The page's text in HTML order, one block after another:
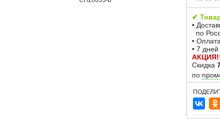
✔
•
по
•
• 7 дней
Скидка
по